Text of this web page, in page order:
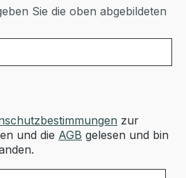
Sie die oben abgebildeten
zur
und die AGB gelesen und bin